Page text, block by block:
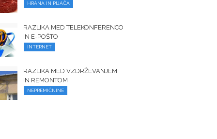
HRANA IN PIJAČA
RAZLIKA MED TELEKONFERENCO
IN E-POŠTO
INTERNET
RAZLIKA MED VZDRŽEVANJEM
IN REMONTOM
NEPREMIČNINE